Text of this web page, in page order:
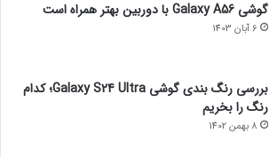
گوشی Galaxy A56 با دوربین بهتر همراه است
6 آبان 1403
بررسی رنگ بندی گوشی Galaxy S24 Ultra؛ کدام
رنگ را بخریم
8 بهمن 1402